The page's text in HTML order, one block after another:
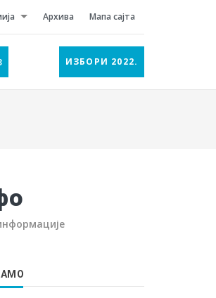
Архива Мапа сајта
ИЗБОРИ 2022.